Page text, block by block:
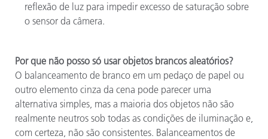
reflexão de luz para impedir excesso de saturação sobre
o sensor da câmera.
Por que não posso só usar objetos brancos aleatórios?
O balanceamento de branco em um pedaço de papel ou
outro elemento cinza da cena pode parecer uma
alternativa simples, mas a maioria dos objetos não são
realmente neutros sob todas as condições de iluminação e,
com certeza, não são consistentes. Balanceamentos de